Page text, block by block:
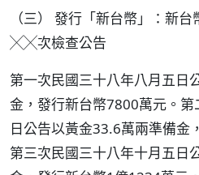
（三） 發行「新台幣」：新
╳╳次檢查公告
第一次民國三十八年八月五日
金，發行新台幣7800萬元。
日公告以黃金33.6萬兩準備金
第三次民國三十八年十月五日